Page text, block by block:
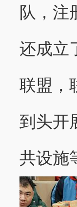
队，注
还成立
联盟，
到头开
共设施